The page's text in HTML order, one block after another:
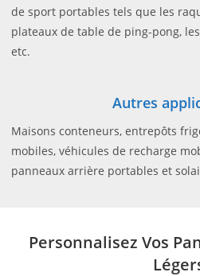
de sport portables tels que les
plateaux de table de ping-pong,
etc.
Autres
Maisons conteneurs, entrepôts
mobiles, véhicules de recharge
panneaux arrière portables et
Personnalisez Vos